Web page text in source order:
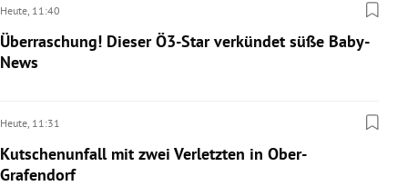
Heute, 11:40
Überraschung! Dieser Ö3-Star verkündet süße Baby-
News
Heute, 11:31
Kutschenunfall mit zwei Verletzten in Ober-
Grafendorf